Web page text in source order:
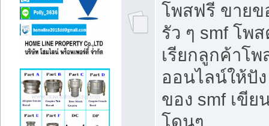
โพสฟรี ขายข
รัว ๆ smf โพ
เรียกลูกค้าโ
ออนไลน์ให้ปั
ของ smf เขี
โดนๆ